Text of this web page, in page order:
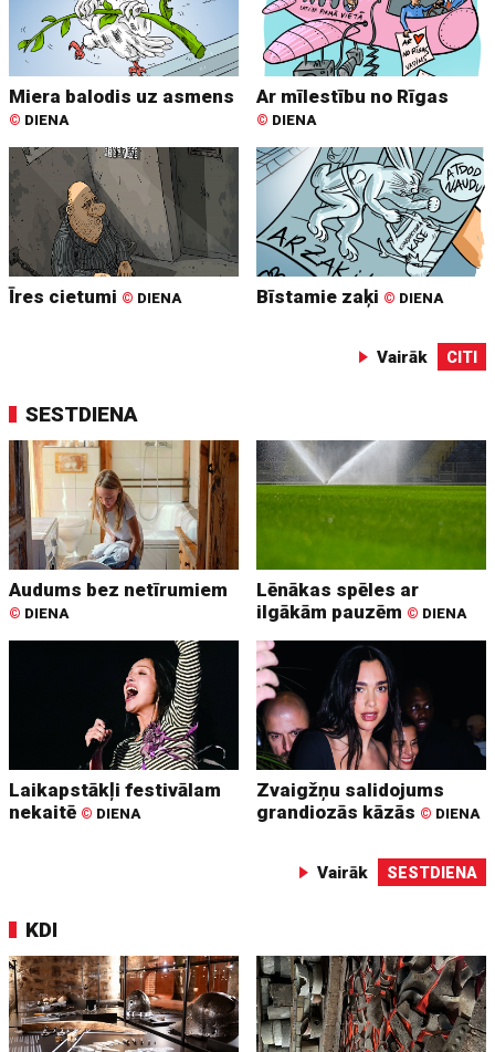
Miera balodis uz asmens
© DIENA
Ar mīlestību no Rīgas
© DIENA
Īres cietumi © DIENA Bīstamie zaķi © DIENA
Vairāk CITI
SESTDIENA
Audums bez netīrumiem
© DIENA
Lēnākas spēles ar
ilgākām pauzēm © DIENA
Laikapstākļi festivālam
nekaitē © DIENA
Zvaigžņu salidojums
grandiozās kāzās © DIENA
Vairāk SESTDIENA
KDI